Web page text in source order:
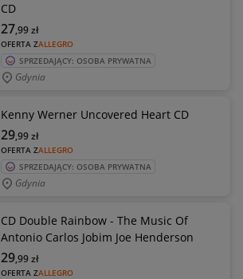
CD
OFERTA ZALLEGRO
27,99zł
SPRZEDAJĄCY: OSOBA PRYWATNA
Gdynia
Kenny Werner Uncovered Heart CD
OFERTA ZALLEGRO
29,99zł
SPRZEDAJĄCY: OSOBA PRYWATNA
Gdynia
CD Double Rainbow - The Music Of
Antonio Carlos Jobim Joe Henderson
OFERTA ZALLEGRO
29,99zł